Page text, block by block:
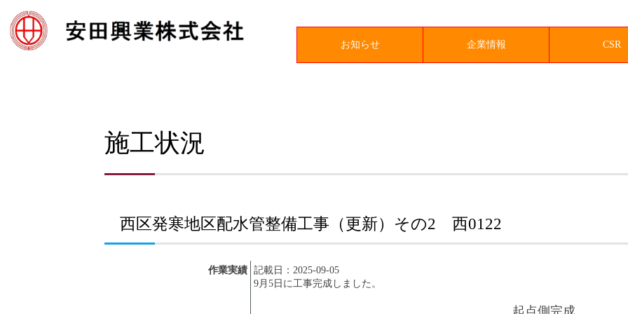
お知らせ 企業情報 CSR
施工状況
西区発寒地区配水管整備工事（更新）その2 西0122
作業実績 記載日：2025-09-05
9月5日に工事完成しました。
起点側完成